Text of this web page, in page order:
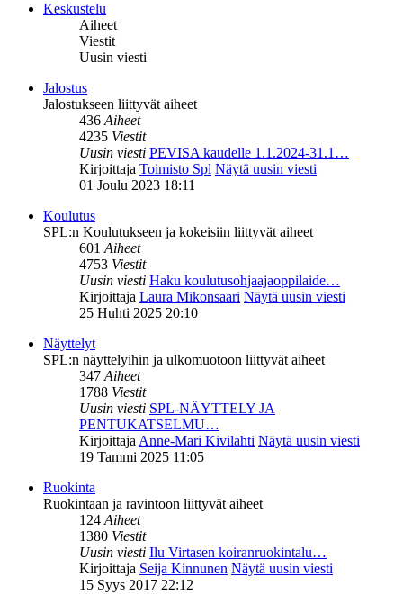
Keskustelu
Aiheet
Viestit
Uusin viesti
Jalostus
Jalostukseen liittyvät aiheet
436Aiheet
4235 Viestit
Uusin viesti PEVISA kaudelle 1.1.2024-31.1…
Kirjoittaja Toimisto Spl Näytä uusin viesti
01 Joulu 2023 18:11
Koulutus
SPL:n Koulutukseen ja kokeisiin liittyvät aiheet
601Aiheet
4753 Viestit
Uusin viesti Haku koulutusohjaajaoppilaide…
Kirjoittaja Laura Mikonsaari Näytä uusin viesti
25 Huhti 2025 20:10
Näyttelyt
SPL:n näyttelyihin ja ulkomuotoon liittyvät aiheet
347Aiheet
1788 Viestit
Uusin viesti SPL-NÄYTTELY JA
PENTUKATSELMU…
KirjoittajaAnne-Mari Kivilahti Näytä uusin viesti
19 Tammi 2025 11:05
Ruokinta
Ruokintaan ja ravintoon liittyvät aiheet
124Aiheet
1380 Viestit
Uusin viesti Ilu Virtasen koiranruokintalu…
Kirjoittaja Seija Kinnunen Näytä uusin viesti
15 Syys 2017 22:12